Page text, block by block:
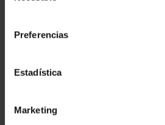
Preferencias
Estadística
Marketing
Crear el propio sistema
consolidación en el
empresarial”.
El éxito de la implementación
que debe ser algo que sea